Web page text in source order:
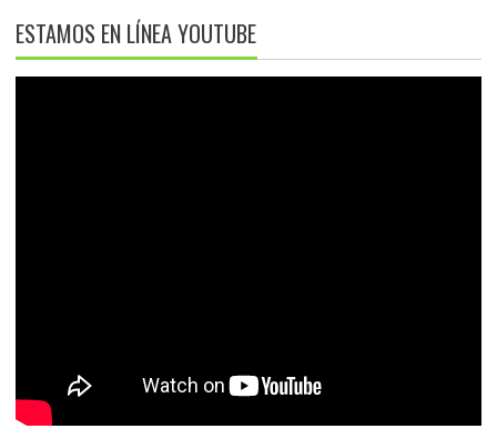
ESTAMOS EN LÍNEA YOUTUBE